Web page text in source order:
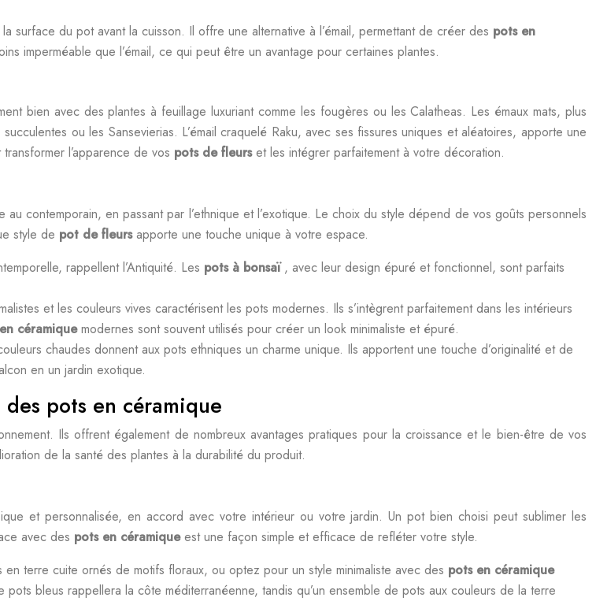
surface du pot avant la cuisson. Il offre une alternative à l’émail, permettant de créer des pots en
imperméable que l’émail, ce qui peut être un avantage pour certaines plantes.
bien avec des plantes à feuillage luxuriant comme les fougères ou les Calatheas. Les émaux mats, plus
ou les Sansevierias. L’émail craquelé Raku, avec ses fissures uniques et aléatoires, apporte une
l’apparence de vos pots de fleurset les intégrer parfaitement à votre décoration.
contemporain, en passant par l’ethnique et l’exotique. Le choix du style dépend de vos goûts personnels
style de pot de fleursapporte une touche unique à votre espace.
rappellent l’Antiquité. Les pots à bonsaï, avec leur design épuré et fonctionnel, sont parfaits
et les couleurs vives caractérisent les pots modernes. Ils s’intègrent parfaitement dans les intérieurs
céramiquemodernes sont souvent utilisés pour créer un look minimaliste et épuré.
chaudes donnent aux pots ethniques un charme unique. Ils apportent une touche d’originalité et de
en un jardin exotique.
pots en céramique
Ils offrent également de nombreux avantages pratiques pour la croissance et le bien-être de vos
de la santé des plantes à la durabilité du produit.
et personnalisée, en accord avec votre intérieur ou votre jardin. Un pot bien choisi peut sublimer les
avec des pots en céramiqueest une façon simple et efficace de refléter votre style.
terre cuite ornés de motifs floraux, ou optez pour un style minimaliste avec des pots en céramique
bleus rappellera la côte méditerranéenne, tandis qu’un ensemble de pots aux couleurs de la terre